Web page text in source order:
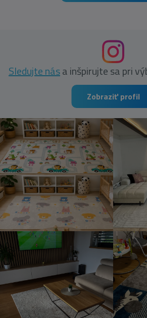
Sledujte nása inšpirujte sa pri
Zobraziť profil